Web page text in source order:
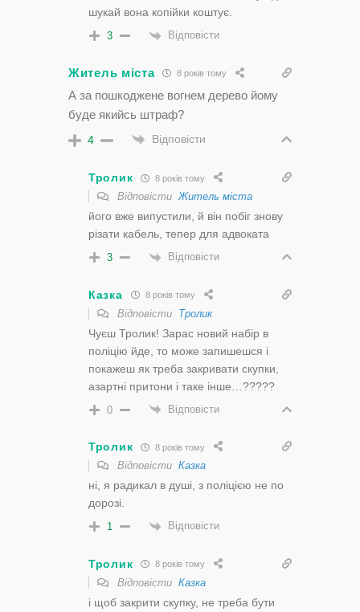
шукай вона копійки коштує.
3 Відповісти
Житель міста 8 років тому
А за пошкоджене вогнем дерево йому
буде якийсь штраф?
4 Відповісти
Тролик 8 років тому
ВідповістиЖитель міста
його вже випустили, й він побіг знову
різати кабель, тепер для адвоката
3 Відповісти
Казка 8 років тому
Відповісти Тролик
Чуєш Тролик! Зарас новий набір в
поліцію йде, то може запишешся і
покажеш як треба закривати скупки,
азартні притони і таке інше…?????
0 Відповісти
Тролик 8 років тому
Відповісти Казка
ні, я радикал в душі, з поліцією не по
дорозі.
1 Відповісти
Тролик 8 років тому
Відповісти Казка
і щоб закрити скупку, не треба бути